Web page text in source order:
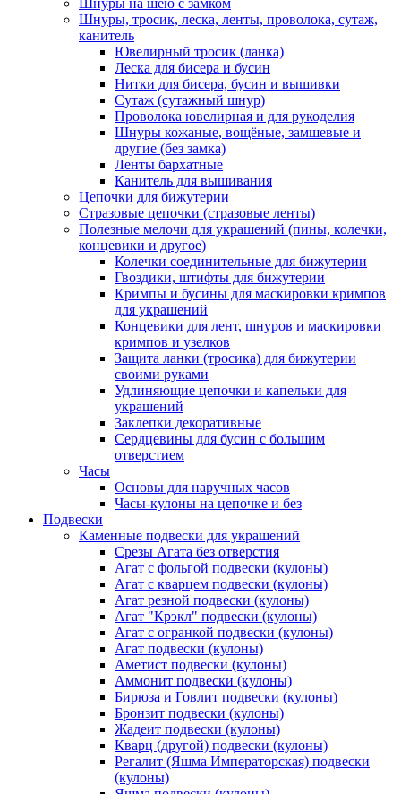
Шнуры на шею с замком
Шнуры, тросик, леска, ленты, проволока, сутаж,
канитель
Ювелирный тросик (ланка)
Леска для бисера и бусин
Нитки для бисера, бусин и вышивки
Сутаж (сутажный шнур)
Проволока ювелирная и для рукоделия
Шнуры кожаные, вощёные, замшевые и
другие (без замка)
Ленты бархатные
Канитель для вышивания
Цепочки для бижутерии
Стразовые цепочки (стразовые ленты)
Полезные мелочи для украшений (пины, колечки,
концевики и другое)
Колечки соединительные для бижутерии
Гвоздики, штифты для бижутерии
Кримпы и бусины для маскировки кримпов
для украшений
Концевики для лент, шнуров и маскировки
кримпов и узелков
Защита ланки (тросика) для бижутерии
своими руками
Удлиняющие цепочки и капельки для
украшений
Заклепки декоративные
Сердцевины для бусин с большим
отверстием
Часы
Основы для наручных часов
Часы-кулоны на цепочке и без
Подвески
Каменные подвески для украшений
Срезы Агата без отверстия
Агат с фольгой подвески (кулоны)
Агат с кварцем подвески (кулоны)
Агат резной подвески (кулоны)
Агат "Крэкл" подвески (кулоны)
Агат с огранкой подвески (кулоны)
Агат подвески (кулоны)
Аметист подвески (кулоны)
Аммонит подвески (кулоны)
Бирюза и Говлит подвески (кулоны)
Бронзит подвески (кулоны)
Жадеит подвески (кулоны)
Кварц (другой) подвески (кулоны)
Регалит (Яшма Императорская) подвески
(кулоны)